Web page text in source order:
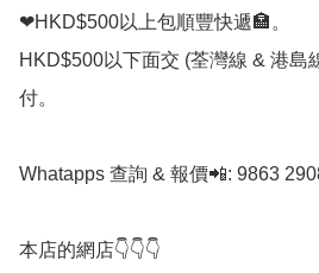
❤HKD$500以上包順豐快遞🏣。
HKD$500以下面交 (荃灣線 & 港島
付。
Whatapps 查詢 & 報價📲: 9863
本店的網店👇👇👇